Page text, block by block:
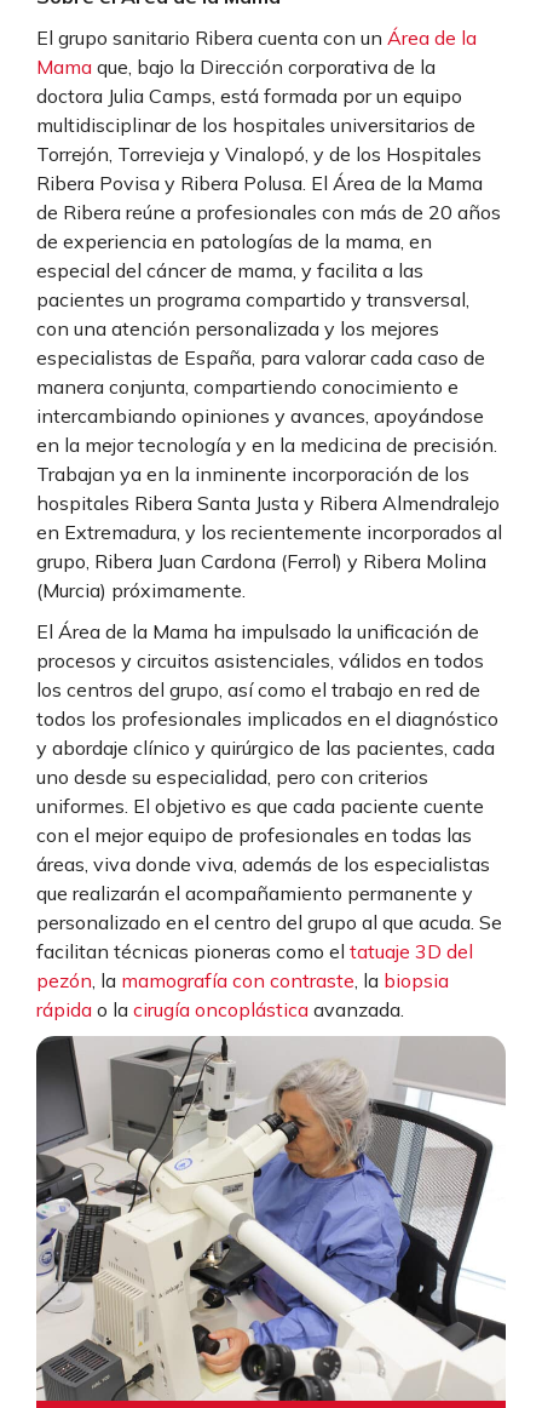
El grupo sanitario Ribera cuenta con un Área de la
Mama que, bajo la Dirección corporativa de la
doctora Julia Camps, está formada por un equipo
multidisciplinar de los hospitales universitarios de
Torrejón, Torrevieja y Vinalopó, y de los Hospitales
Ribera Povisa y Ribera Polusa. El Área de la Mama
de Ribera reúne a profesionales con más de 20 años
de experiencia en patologías de la mama, en
especial del cáncer de mama, y facilita a las
pacientes un programa compartido y transversal,
con una atención personalizada y los mejores
especialistas de España, para valorar cada caso de
manera conjunta, compartiendo conocimiento e
intercambiando opiniones y avances, apoyándose
en la mejor tecnología y en la medicina de precisión.
Trabajan ya en la inminente incorporación de los
hospitales Ribera Santa Justa y Ribera Almendralejo
en Extremadura, y los recientemente incorporados al
grupo, Ribera Juan Cardona (Ferrol) y Ribera Molina
(Murcia) próximamente.
El Área de la Mama ha impulsado la unificación de
procesos y circuitos asistenciales, válidos en todos
los centros del grupo, así como el trabajo en red de
todos los profesionales implicados en el diagnóstico
y abordaje clínico y quirúrgico de las pacientes, cada
uno desde su especialidad, pero con criterios
uniformes. El objetivo es que cada paciente cuente
con el mejor equipo de profesionales en todas las
áreas, viva donde viva, además de los especialistas
que realizarán el acompañamiento permanente y
personalizado en el centro del grupo al que acuda. Se
facilitan técnicas pioneras como el tatuaje 3D del
pezón, la mamografía con contraste, la biopsia
rápida o la cirugía oncoplástica avanzada.